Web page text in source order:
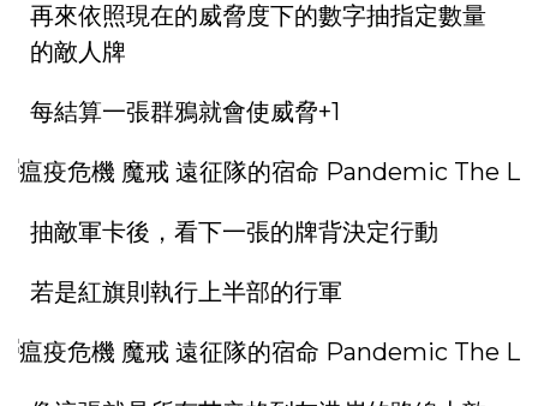
再來依照現在的威脅度下的數字抽指定數量
的敵人牌
每結算一張群鴉就會使威脅+1
抽敵軍卡後，看下一張的牌背決定行動
若是紅旗則執行上半部的行軍